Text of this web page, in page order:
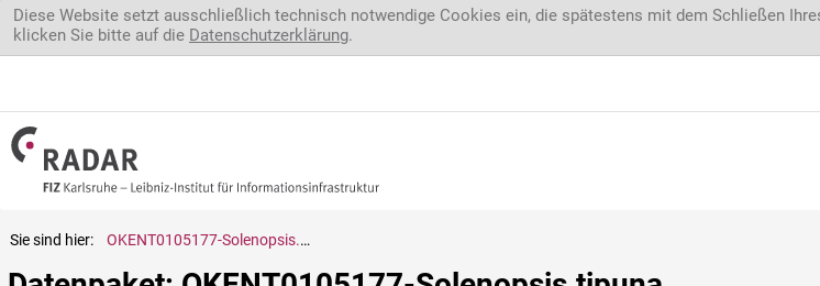
Direkt zum Inhalt
Diese Website setzt ausschließlich technisch notwendige Cookies ein, die spätestens mit dem Schließen
klicken Sie bitte auf die Datenschutzerklärung.
Sie sind hier: OKENT0105177-Solenopsis.tipuna